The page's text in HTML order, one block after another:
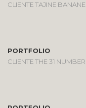
CLIENTE TAJINE BANANE
PORTFOLIO
CLIENTE THE 31 NUMBER